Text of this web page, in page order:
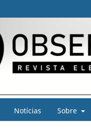
Notícias Sobre